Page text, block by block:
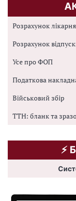
Розрахунок
Розрахунок
Усе про ФОП
Податкова
Військовий збір
ТТН: бланк та
⚡️